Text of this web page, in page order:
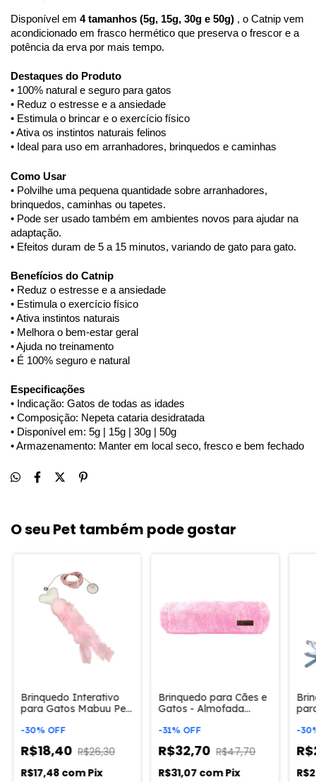
Disponível em 4 tamanhos (5g, 15g, 30g e 50g) , o Catnip vem
acondicionado em frasco hermético que preserva o frescor e a
potência da erva por mais tempo.
Destaques do Produto
• 100% natural e seguro para gatos
• Reduz o estresse e a ansiedade
• Estimula o brincar e o exercício físico
• Ativa os instintos naturais felinos
• Ideal para uso em arranhadores, brinquedos e caminhas
Como Usar
• Polvilhe uma pequena quantidade sobre arranhadores,
brinquedos, caminhas ou tapetes.
• Pode ser usado também em ambientes novos para ajudar na
adaptação.
• Efeitos duram de 5 a 15 minutos, variando de gato para gato.
Benefícios do Catnip
• Reduz o estresse e a ansiedade
• Estimula o exercício físico
• Ativa instintos naturais
• Melhora o bem-estar geral
• Ajuda no treinamento
• É 100% seguro e natural
Especificações
• Indicação: Gatos de todas as idades
• Composição: Nepeta cataria desidratada
• Disponível em: 5g | 15g | 30g | 50g
• Armazenamento: Manter em local seco, fresco e bem fechado
O seu Pet também pode gostar
Brinquedo Interativo
para Gatos Mabuu Pet
-30% OFF
R$18,40 R$26,30
R$17,48 com Pix
Brinquedo para Cães e
Gatos - Almofada
-31% OFF
R$32,70 R$47,70
R$31,07 comPix
-30